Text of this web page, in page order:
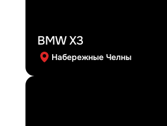
BMW X3
Набережные Челны